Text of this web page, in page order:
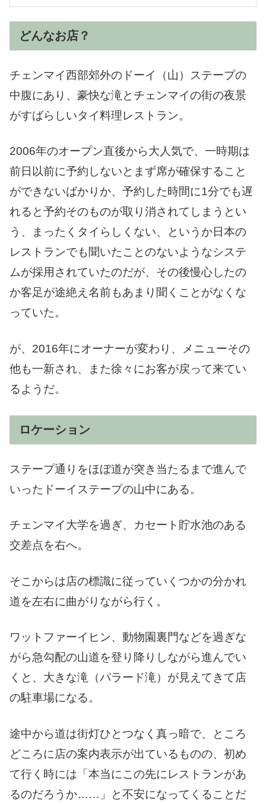
どんなお店？
チェンマイ西部郊外のドーイ（山）ステープの
中腹にあり、豪快な滝とチェンマイの街の夜景
がすばらしいタイ料理レストラン。
2006年のオープン直後から大人気で、一時期は
前日以前に予約しないとまず席が確保すること
ができないばかりか、予約した時間に1分でも遅
れると予約そのものが取り消されてしまうとい
う、まったくタイらしくない、というか日本の
レストランでも聞いたことのないようなシステ
ムが採用されていたのだが、その後慢心したの
か客足が途絶え名前もあまり聞くことがなくな
っていた。
が、2016年にオーナーが変わり、メニューその
他も一新され、また徐々にお客が戻って来てい
るようだ。
ロケーション
ステープ通りをほぼ道が突き当たるまで進んで
いったドーイステープの山中にある。
チェンマイ大学を過ぎ、カセート貯水池のある
交差点を右へ。
そこからは店の標識に従っていくつかの分かれ
道を左右に曲がりながら行く。
ワットファーイヒン、動物園裏門などを過ぎな
がら急勾配の山道を登り降りしながら進んでい
くと、大きな滝（パラード滝）が見えてきて店
の駐車場になる。
途中から道は街灯ひとつなく真っ暗で、ところ
どころに店の案内表示が出ているものの、初め
て行く時には「本当にこの先にレストランがあ
るのだろうか……」と不安になってくることだ